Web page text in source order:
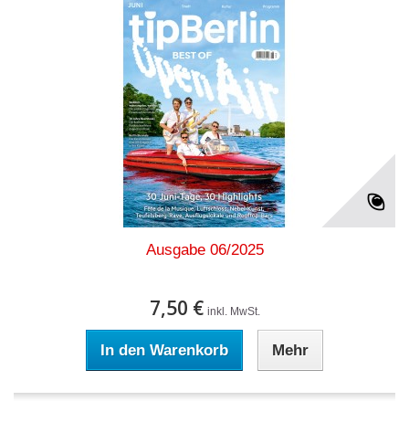
Ausgabe 06/2025
7,50 € inkl. MwSt.
In den Warenkorb Mehr